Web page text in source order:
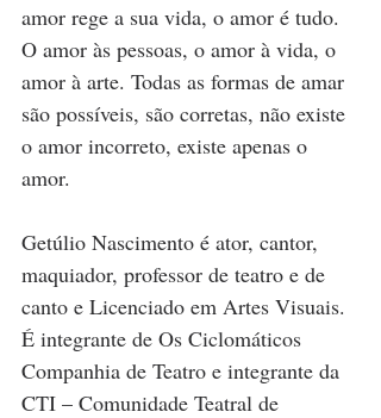
amor rege a sua vida, o amor é tudo.
O amor às pessoas, o amor à vida, o
amor à arte. Todas as formas de amar
são possíveis, são corretas, não existe
o amor incorreto, existe apenas o
amor.
Getúlio Nascimento é ator, cantor,
maquiador, professor de teatro e de
canto e Licenciado em Artes Visuais.
É integrante de Os Ciclomáticos
Companhia de Teatro e integrante da
CTI – Comunidade Teatral de